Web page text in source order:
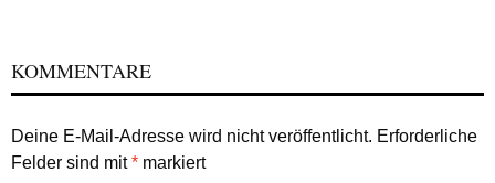
KOMMENTARE
Deine E-Mail-Adresse wird nicht veröffentlicht. Erforderliche
Felder sind mit* markiert